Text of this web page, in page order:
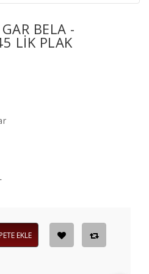
BELA -
LIK PLAK
EKLE